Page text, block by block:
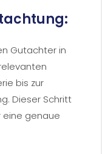
Gutachter in
bis zur
Dieser Schritt
eine genaue